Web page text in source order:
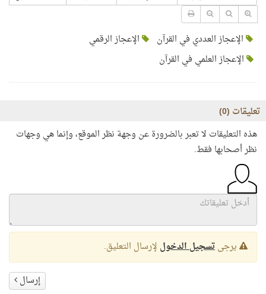
الإعجاز العددي في القرآن
الإعجاز الرقمي
الإعجاز العلمي في القرآن
تعليقات (0
)
هذه التعليقات لا تعبر بالضرورة عن وجهة نظر الموقع، وإنما هي وجهات
نظر أصحابها فقط.
يرجىتسجيل الدخول لإرسال التعليق.
إرسال